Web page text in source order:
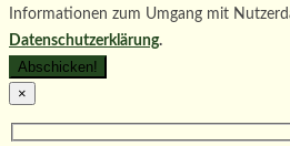
Informationen zum Umgang mit
Datenschutzerklärung.
×